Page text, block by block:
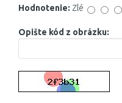
Hodnotenie: Zlé
Opište kód z obrázku: